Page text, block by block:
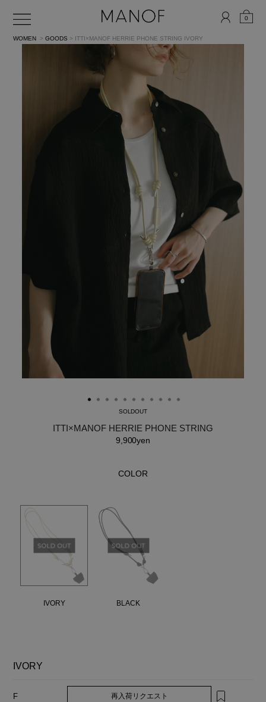
0
WOMEN >GOODS > ITTI×MANOF HERRIE PHONE STRING IVORY
SOLDOUT
ITTI×MANOF HERRIE PHONE STRING
9,900yen
COLOR
IVORY BLACK
IVORY
F 再入荷リクエスト